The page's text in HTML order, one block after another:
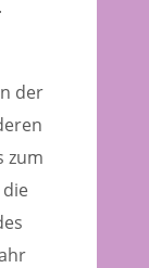
der
zum